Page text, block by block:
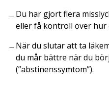
Du har gjort flera
eller få kontroll över hur
När du slutar att ta
du mår bättre när du
(”abstinenssymtom”).